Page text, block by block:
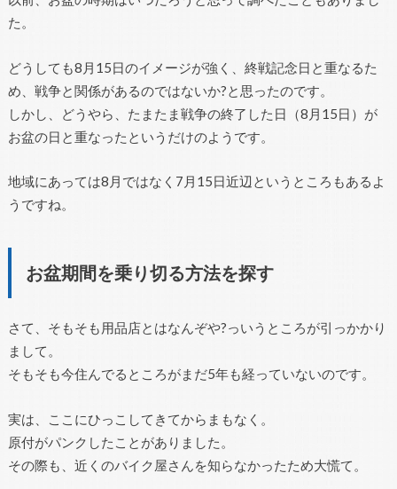
た。
どうしても8月15日のイメージが強く、終戦記念日と重なるた
め、戦争と関係があるのではないか?と思ったのです。
しかし、どうやら、たまたま戦争の終了した日（8月15日）が
お盆の日と重なったというだけのようです。
地域にあっては8月ではなく7月15日近辺というところもあるよ
うですね。
お盆期間を乗り切る方法を探す
さて、そもそも用品店とはなんぞや?っいうところが引っかかり
まして。
そもそも今住んでるところがまだ5年も経っていないのです。
実は、ここにひっこしてきてからまもなく。
原付がパンクしたことがありました。
その際も、近くのバイク屋さんを知らなかったため大慌て。